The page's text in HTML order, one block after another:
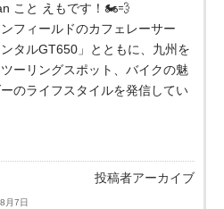
こと えもです！🏍️💨
フィールドのカフェレーサー
ンタルGT650」とともに、九州を
ーリングスポット、バイクの魅
のライフスタイルを発信してい
投稿者アーカイブ
月7日